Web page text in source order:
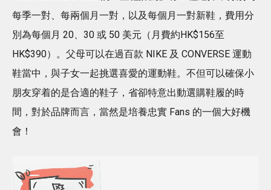
每季一對、每兩個月一對，以及每個月一對新鞋，費用分
別為每個月 20、30 或 50 美元（月費約HK$156至
HK$390）。父母可以在過百款 NIKE 及 CONVERSE 運動
鞋當中，與子女一起挑選喜愛的運動鞋。不但可以確保小
朋友穿着的是合適的鞋子，省卻特意出動選購鞋履的時
間，對於品牌而言，當然是培養忠實 Fans 的一個大好機
會！